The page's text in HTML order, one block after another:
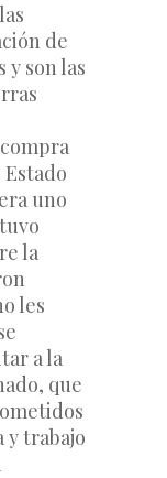
de
son las
uno
la
les
a la
que
y trabajo